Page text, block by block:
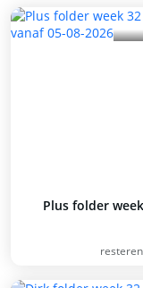
Plus folder